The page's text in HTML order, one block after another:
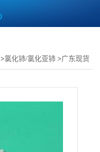
>氯化铈/氯化亚铈 >广东现货